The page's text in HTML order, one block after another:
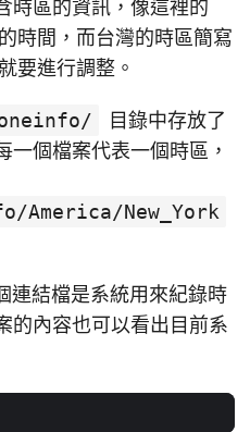
時區的資訊，像這裡的
時間，而台灣的時區簡寫
要進行調整。
目錄中存放了
一個檔案代表一個時區，
New_York
連結檔是系統用來紀錄時
的內容也可以看出目前系